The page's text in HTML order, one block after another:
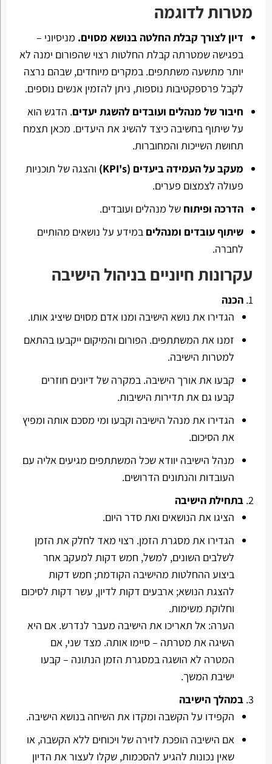
מטרות לדוגמה
דיון לצורך קבלת החלטה בנושא מסוים. מניסיוני –
בפגישה שמטרתה קבלת החלטות רצוי שהפורום ימנה לא
יותר מתשעה משתתפים. במקרים מיוחדים, שבהם נרצה
לקבל פרספקטיבות נוספות, ניתן להזמין אנשים נוספים.
חיבור של מנהלים ועובדים להשגת יעדים. הדגש הוא
על שיתוף בחשיבה כיצד להשיג את היעדים. מכאן תצמח
תחושת השייכות והמחוברות.
מעקב על העמידה ביעדים (KPI's)
והצגה של תוכניות
פעולה לצמצום פערים.
הדרכה ופיתוח של מנהלים ועובדים.
שיתוף עובדים ומנהלים במידע על נושאים מהותיים
לחברה.
עקרונות חיוניים בניהול הישיבה
הכנה
הגדירו את נושא הישיבה ומנו אדם מסוים שיציג אותו.
זמנו את המשתתפים. הפורום והמיקום ייקבעו בהתאם
למטרות הישיבה.
קבעו את אורך הישיבה. במקרה של דיונים חוזרים
קבעו גם את תדירות הישיבות.
הגדירו את מנהל הישיבה וקבעו ומי מסכם אותה ומפיץ
את הסיכום.
מנהל הישיבה יוודא שכל המשתתפים מגיעים אליה עם
העובדות והנתונים הדרושים.
בתחילת הישיבה
הציגו את הנושאים ואת סדר היום.
הגדירו את מסגרת הזמן. רצוי מאד לחלק את הזמן
לשלבים השונים, למשל, חמש דקות למעקב אחר
ביצוע ההחלטות מהישיבה הקודמת; חמש דקות
להצגת הנושא; ארבעים דקות לדיון, עשר דקות לסיכום
וחלוקת משימות.
הערה: אל תאריכו את הישיבה מעבר לנדרש. אם היא
השיגה את מטרתה – סיימו אותה. מצד שני, אם
המטרה לא הושגה במסגרת הזמן הנתונה – קבעו
ישיבת המשך.
במהלך הישיבה
הקפידו על הקשבה ומקדו את השיחה בנושא הישיבה.
אם הישיבה הופכת לזירה של ויכוחים ללא הקשבה, או
שאין נכונות להגיע להסכמות, שקלו לעצור את הדיון